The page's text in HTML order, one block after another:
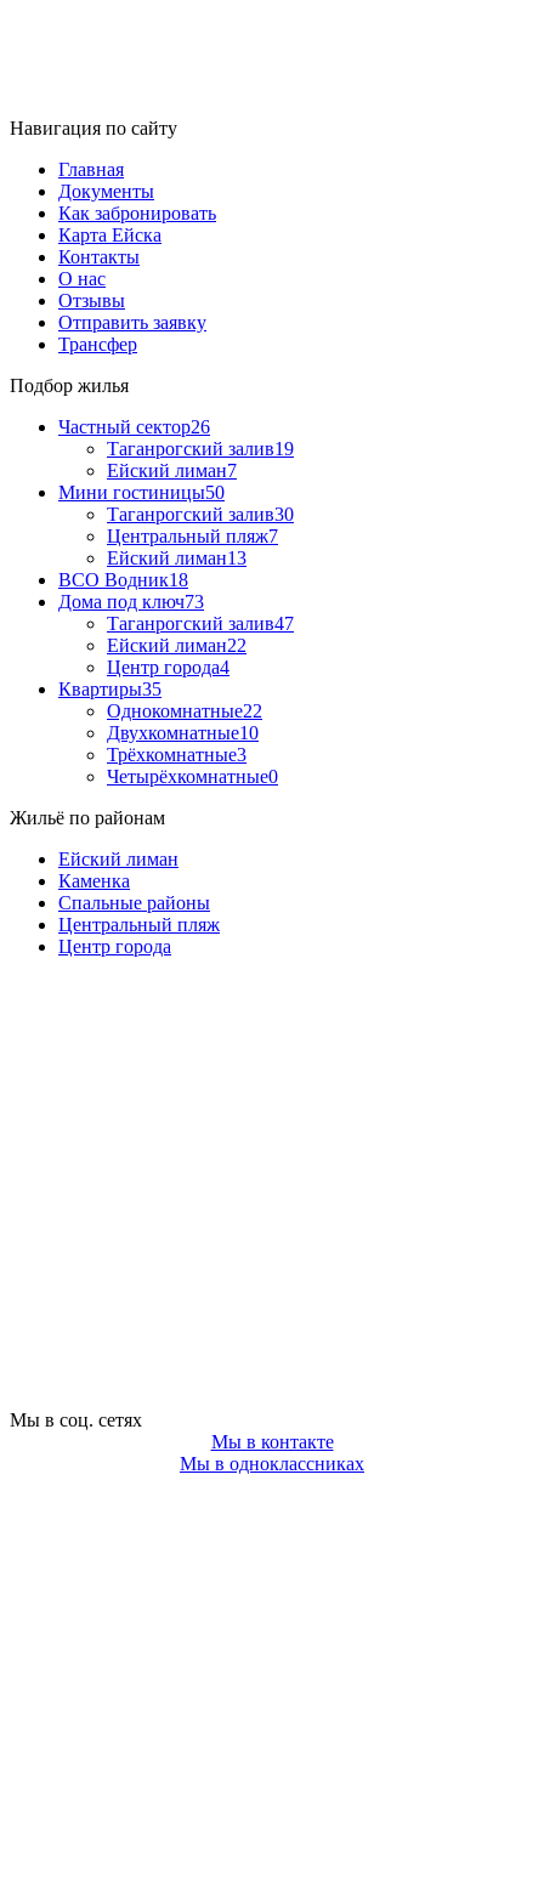
Навигация по сайту
Главная
Документы
Как забронировать
Карта Ейска
Контакты
О нас
Отзывы
Отправить заявку
Трансфер
Подбор жилья
Частный сектор26
Таганрогский залив19
Ейский лиман7
Мини гостиницы50
Таганрогский залив30
Центральный пляж7
Ейский лиман13
ВСО Водник18
Дома под ключ73
Таганрогский залив47
Ейский лиман22
Центр города4
Квартиры35
Однокомнатные22
Двухкомнатные10
Трёхкомнатные3
Четырёхкомнатные0
Жильё по районам
Ейский лиман
Каменка
Спальные районы
Центральный пляж
Центр города
Мы в соц. сетях
Мы в контакте
Мы в одноклассниках